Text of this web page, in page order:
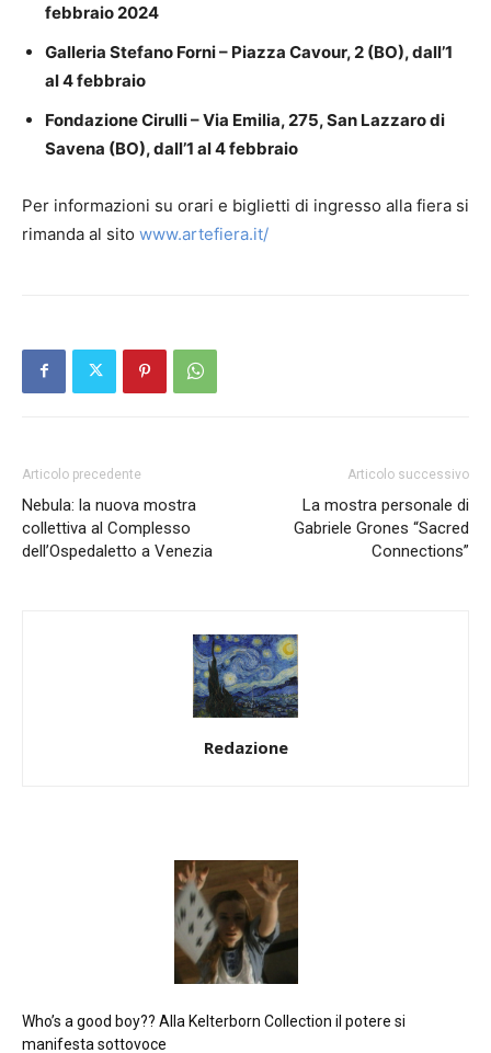
febbraio 2024
Galleria Stefano Forni – Piazza Cavour, 2 (BO), dall’1
al 4 febbraio
Fondazione Cirulli – Via Emilia, 275, San Lazzaro di
Savena (BO), dall’1 al 4 febbraio
Per informazioni su orari e biglietti di ingresso alla fiera si
rimanda al sito www.artefiera.it/
Articolo precedente
Nebula: la nuova mostra
collettiva al Complesso
dell’Ospedaletto a Venezia
Articolo successivo
La mostra personale di
Gabriele Grones “Sacred
Connections”
Redazione
Who’s a good boy?? Alla Kelterborn Collection il potere si
manifesta sottovoce